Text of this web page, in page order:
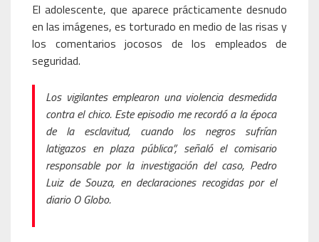
El adolescente, que aparece prácticamente desnudo
en las imágenes, es torturado en medio de las risas y
los comentarios jocosos de los empleados de
seguridad.
Los vigilantes emplearon una violencia desmedida
contra el chico. Este episodio me recordó a la época
de la esclavitud, cuando los negros sufrían
latigazos en plaza pública”, señaló el comisario
responsable por la investigación del caso, Pedro
Luiz de Souza, en declaraciones recogidas por el
diario O Globo.